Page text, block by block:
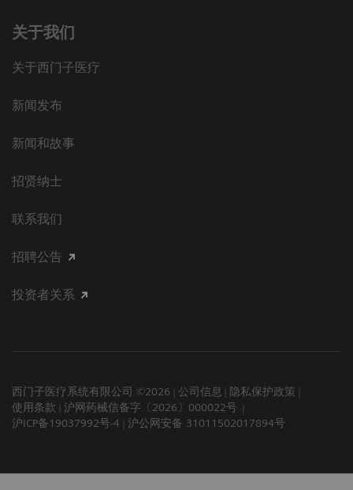
关于我们
关于西门子医疗
新闻发布
新闻和故事
招贤纳士
联系我们
招聘公告
投资者关系
西门子医疗系统有限公司 ©2026 公司信息
隐私保护政策
使用条款
沪网药械信备字〔2026〕000022号
沪ICP备19037992号-4
沪公网安备 31011502017894号